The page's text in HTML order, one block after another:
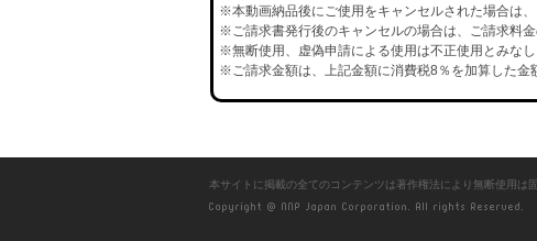
※本動画納品後にご使用をキャンセルされた場合は
※ご請求書発行後のキャンセルの場合は、ご請求料
※無断使用、虚偽申請による使用は不正使用とみな
※ご請求金額は、上記金額に消費税8％を加算した金
本サイトに掲載の全てのコンテンツは著作権法により無断使用は